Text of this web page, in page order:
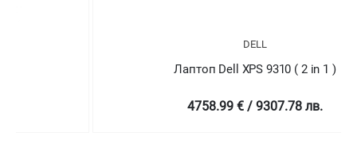
Лаптоп Dell XPS 9310 ( 2 in 1 )
4758.99 € / 9307.78 лв.